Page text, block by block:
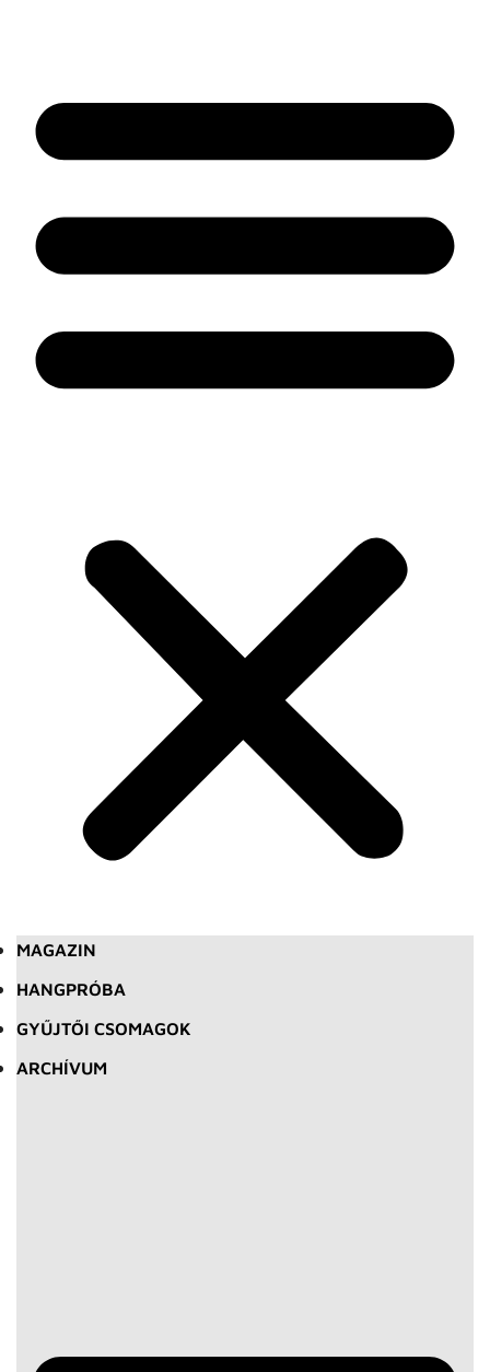
MAGAZIN
HANGPRÓBA
GYŰJTŐI CSOMAGOK
ARCHÍVUM